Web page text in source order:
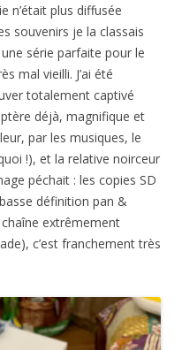
n’était plus diffusée
souvenirs je la classais
série parfaite pour le
mal vieilli. J’ai été
totalement captivé
déjà, magnifique et
par les musiques, le
!), et la relative noirceur
péchait : les copies SD
définition pan &
extrêmement
c’est franchement très